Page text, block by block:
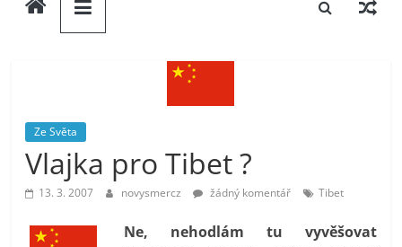
historie,
neoblíbená
upadající
morálka.
Ptáme
Ze Světa
Vlajka pro Tibet ?
13. 3. 2007 novysmercz žádný komentář Tibet
Ne, nehodlám tu vyvěšovat